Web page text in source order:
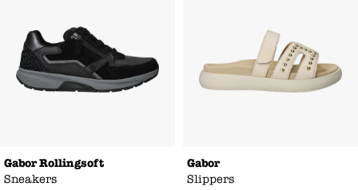
Gabor Rollingsoft
Sneakers
Gabor
Slippers